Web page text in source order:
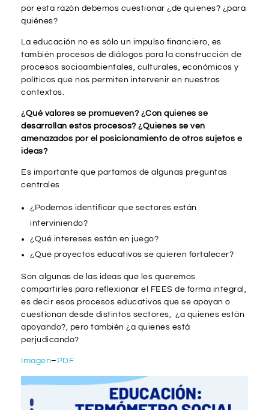
por esta razón debemos cuestionar ¿de quienes? ¿para
quiénes?
La educación no es sólo un impulso financiero, es
también procesos de diálogos para la construcción de
procesos socioambientales, culturales, económicos y
políticos que nos permiten intervenir en nuestros
contextos.
¿Qué valores se promueven? ¿Con quienes se
desarrollan estos procesos? ¿Quienes se ven
amenazados por el posicionamiento de otros sujetos e
ideas?
Es importante que partamos de algunas preguntas
centrales
¿Podemos identificar que sectores están
interviniendo?
¿Qué intereses están en juego?
¿Que proyectos educativos se quieren fortalecer?
Son algunas de las ideas que les queremos
compartirles para reflexionar el FEES de forma integral,
es decir esos procesos educativos que se apoyan o
cuestionan desde distintos sectores, ¿a quienes están
apoyando?, pero también ¿a quienes está
perjudicando?
Imagen– PDF